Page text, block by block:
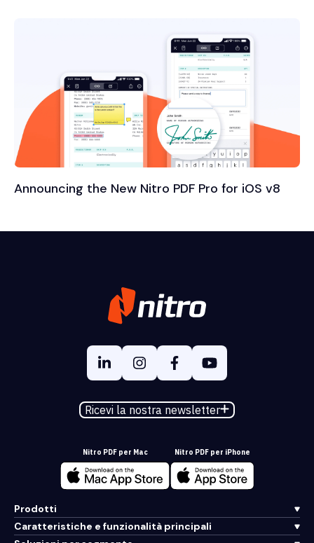
Announcing the New Nitro PDF Pro for iOS v8
Ricevi la nostra newsletter
Nitro PDF per Mac Nitro PDF per iPhone
Prodotti
Caratteristiche e funzionalità principali